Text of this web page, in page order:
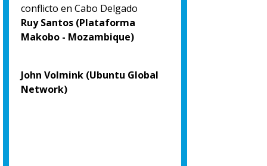
conflicto en Cabo Delgado
Ruy Santos (Plataforma
Makobo - Mozambique)
John Volmink (Ubuntu Global
Network)